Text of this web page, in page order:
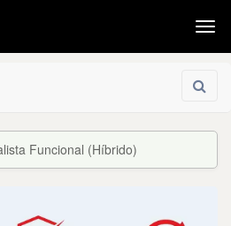
Funcional (Híbrido)